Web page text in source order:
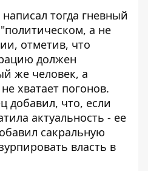
тогда гневный
а не
отметив, что
должен
же человек, а
хватает погонов.
добавил, что, если
актуальность - ее
сакральную
власть в